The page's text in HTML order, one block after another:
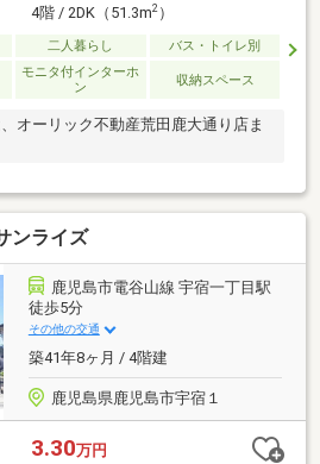
4階 / 2DK（51.3m2）
二人暮らし バス・トイレ別
モニタ付インターホ
ン
収納スペース
オーリック不動産荒田鹿大通り店ま
ンライズ
鹿児島市電谷山線 宇宿一丁目駅
徒歩5分
その他の交通
築41年8ヶ月 / 4階建
鹿児島県鹿児島市宇宿１
3.30万円